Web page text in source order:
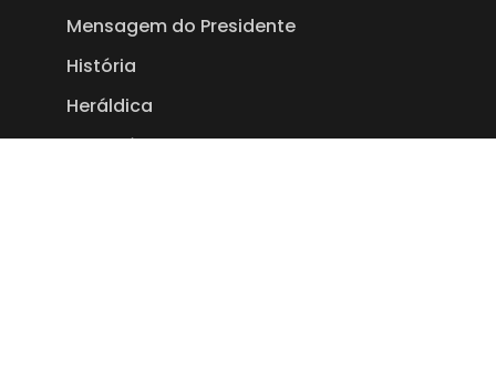
Mensagem do Presidente
História
Heráldica
Património